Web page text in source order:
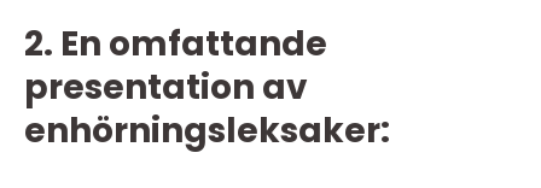
2. En omfattande
presentation av
enhörningsleksaker: